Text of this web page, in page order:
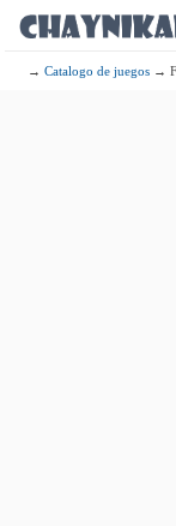
→Catalogo de juegos →